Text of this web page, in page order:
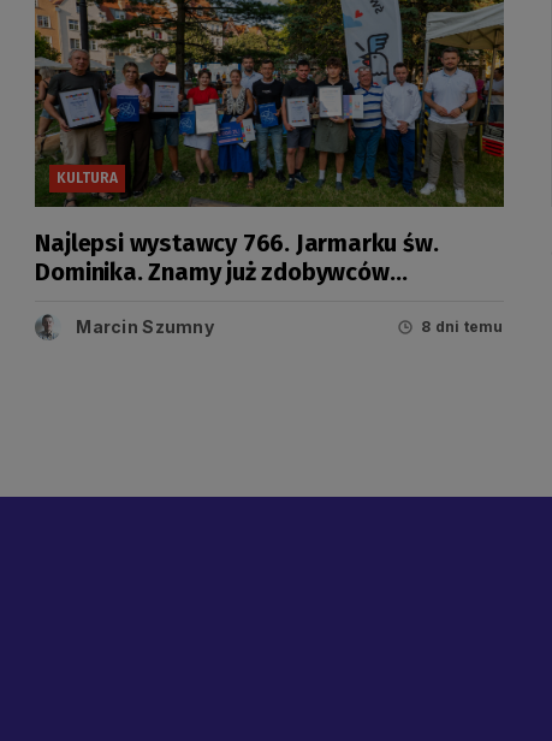
KULTURA
Najlepsi wystawcy 766. Jarmarku św.
Dominika. Znamy już zdobywców
Marcin Szumny 8 dni temu